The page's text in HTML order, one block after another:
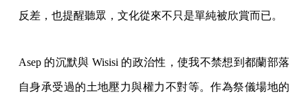
反差，也提醒聽眾，文化從來不只是單純被欣賞而已。
Asep 的沉默與 Wisisi 的政治性，使我不禁想到都蘭部落
自身承受過的土地壓力與權力不對等。作為祭儀場地的